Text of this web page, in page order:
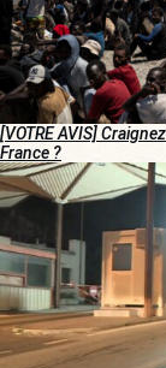
[VOTRE AVIS]
France ?